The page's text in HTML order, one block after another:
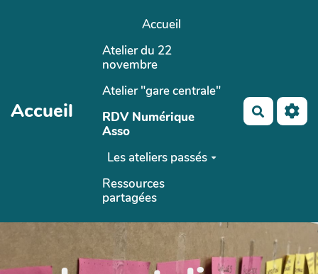
Aller au contenu principal
Accueil
Accueil
Atelier du 22
novembre
Atelier "gare centrale"
RDV Numérique
Asso
Les ateliers passés
Ressources
partagées